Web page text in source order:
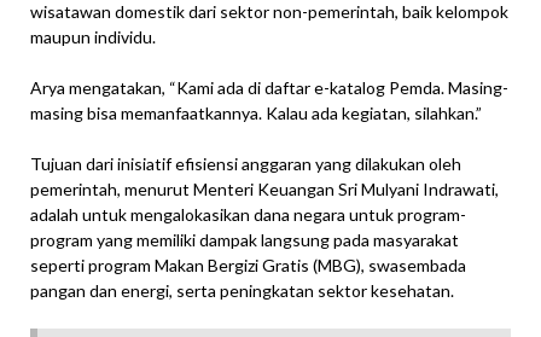
wisatawan domestik dari sektor non-pemerintah, baik kelompok
maupun individu.
Arya mengatakan, “Kami ada di daftar e-katalog Pemda. Masing-
masing bisa memanfaatkannya. Kalau ada kegiatan, silahkan.”
Tujuan dari inisiatif efisiensi anggaran yang dilakukan oleh
pemerintah, menurut Menteri Keuangan Sri Mulyani Indrawati,
adalah untuk mengalokasikan dana negara untuk program-
program yang memiliki dampak langsung pada masyarakat
seperti program Makan Bergizi Gratis (MBG), swasembada
pangan dan energi, serta peningkatan sektor kesehatan.